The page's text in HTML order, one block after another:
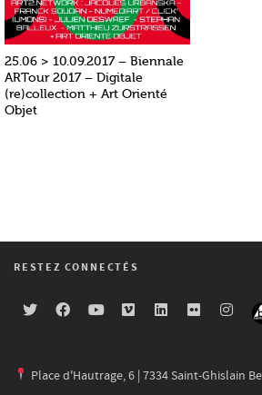
25.06 > 10.09.2017 – Biennale
ARTour 2017 – Digitale
(re)collection + Art Orienté
Objet
RESTEZ CONNECTÉS
Place d'Hautrage, 6 | 7334 Saint-Ghislain